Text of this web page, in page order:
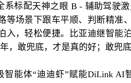
系标配天神之眼 B - 辅助驾驶
等场景下跟车平顺、判断精准
入，轻松便捷。比亚迪继智能
， 敢兜底，才是真的好； 敢兜
智能体“迪迪虾”赋能DiLink AI